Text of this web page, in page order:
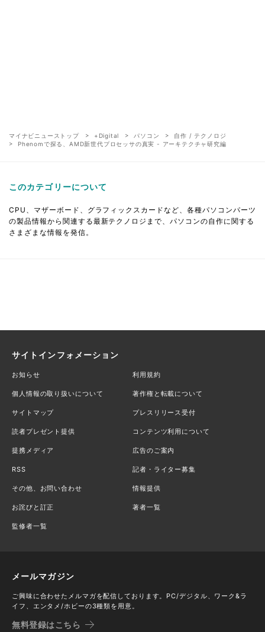
マイナビニューストップ +Digital パソコン
自作 / テクノロジ
Phenomで探る、AMD新世代プロセッサの真実 - アーキテクチャ研究編
このカテゴリーについて
CPU、マザーボード、グラフィックスカードなど、各種パソコンパーツ
の製品情報から関連する最新テクノロジまで、パソコンの自作に関する
さまざまな情報を発信。
サイトインフォメーション
お知らせ 利用規約
個人情報の取り扱いについて 著作権と転載について
サイトマップ プレスリリース受付
読者プレゼント提供 コンテンツ利用について
提携メディア 広告のご案内
RSS 記者・ライター募集
その他、お問い合わせ 情報提供
お詫びと訂正 著者一覧
監修者一覧
メールマガジン
ご興味に合わせたメルマガを配信しております。PC/デジタル、ワーク&ラ
イフ、エンタメ/ホビーの3種類を用意。
無料登録はこちら